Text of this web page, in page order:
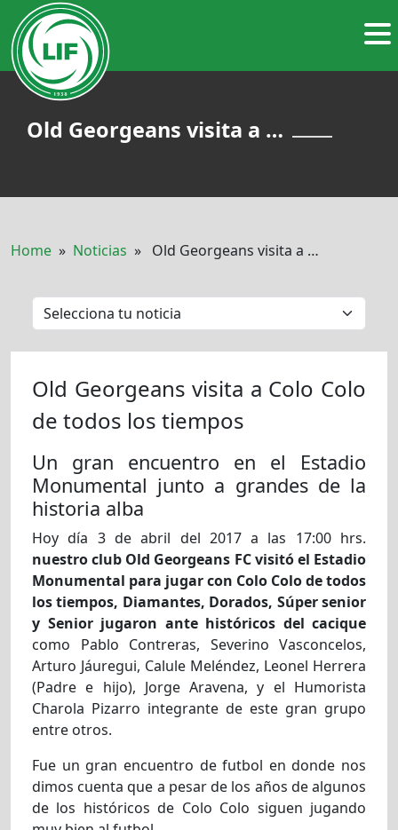
Old Georgeans visita a …
Home » Noticias » Old Georgeans visita a …
Old Georgeans visita a Colo Colo
de todos los tiempos
Un gran encuentro en el Estadio
Monumental junto a grandes de la
historia alba
Hoy día 3 de abril del 2017 a las 17:00 hrs.
nuestro club Old Georgeans FC visitó el Estadio
Monumental para jugar con Colo Colo de todos
los tiempos, Diamantes, Dorados, Súper senior
y Senior jugaron ante históricos del cacique
como Pablo Contreras, Severino Vasconcelos,
Arturo Jáuregui, Calule Meléndez, Leonel Herrera
(Padre e hijo), Jorge Aravena, y el Humorista
Charola Pizarro integrante de este gran grupo
entre otros.
Fue un gran encuentro de futbol en donde nos
dimos cuenta que a pesar de los años de algunos
de los históricos de Colo Colo siguen jugando